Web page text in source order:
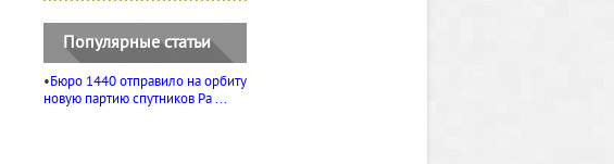
Популярные статьи
•Бюро 1440 отправило на орбиту
новую партию спутников Ра ...